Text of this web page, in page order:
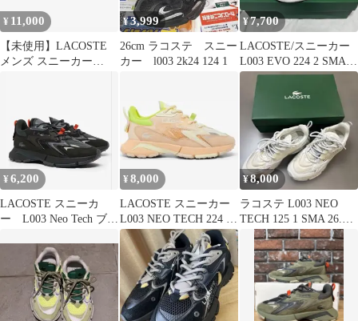
¥ 11,000
【未使用】LACOSTE
メンズ スニーカー
¥3,999
26cm ラコステ スニー
カー l003 2k24 124 1
¥7,700
LACOSTE/スニーカー
L003 EVO 224 2 SMA
27cm
¥6,200
LACOSTE スニーカ
ー L003 Neo Tech ブラ
¥8,000
LACOSTE スニーカー
L003 NEO TECH 224 1
SFA
¥8,000
ラコステ L003 NEO
TECH 125 1 SMA 26.0
スニーカー